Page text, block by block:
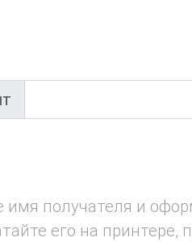
имя получателя и
его на